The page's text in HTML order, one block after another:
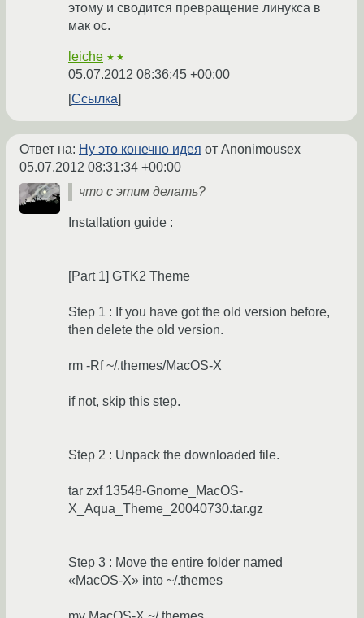
этому и сводится превращение линукса в
мак ос.
leiche ★★
05.07.2012 08:36:45 +00:00
Ссылка
Ответ на: Ну это конечно идея от Anonimousex
05.07.2012 08:31:34 +00:00
что с этим делать?
Installation guide :
[Part 1] GTK2 Theme
Step 1 : If you have got the old version before,
then delete the old version.
rm -Rf ~/.themes/MacOS-X
if not, skip this step.
Step 2 : Unpack the downloaded file.
tar zxf 13548-Gnome_MacOS-
X_Aqua_Theme_20040730.tar.gz
Step 3 : Move the entire folder named
«MacOS-X» into ~/.themes